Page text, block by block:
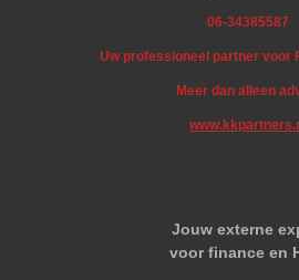
06-34385587
Uw professioneel partner voor
Meer dan alleen
Jouw externe
voor finance en